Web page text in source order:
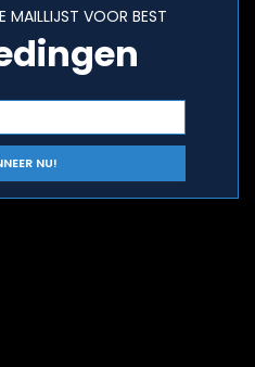
MAILLIJST VOOR BEST